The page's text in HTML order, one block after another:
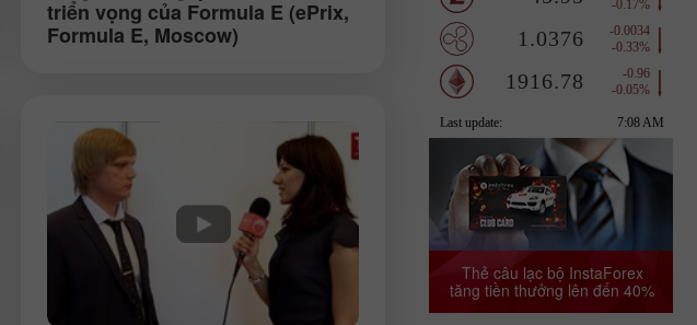
triển vọng của Formula E (ePrix,
Formula E, Moscow)
Thẻ câu lạc bộ InstaForex
tăng tiền thưởng lên đến 40%